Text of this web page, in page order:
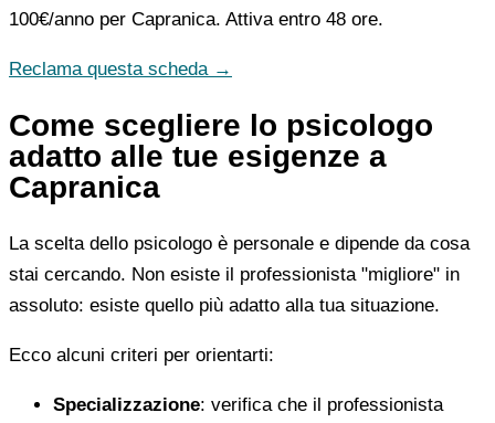
100€/anno per Capranica. Attiva entro 48 ore.
Reclama questa scheda →
Come scegliere lo psicologo
adatto alle tue esigenze a
Capranica
La scelta dello psicologo è personale e dipende da cosa
stai cercando. Non esiste il professionista "migliore" in
assoluto: esiste quello più adatto alla tua situazione.
Ecco alcuni criteri per orientarti:
Specializzazione: verifica che il professionista